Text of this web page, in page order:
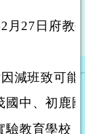
月27日府教
減班致可
國中、初鹿
驗教育學校